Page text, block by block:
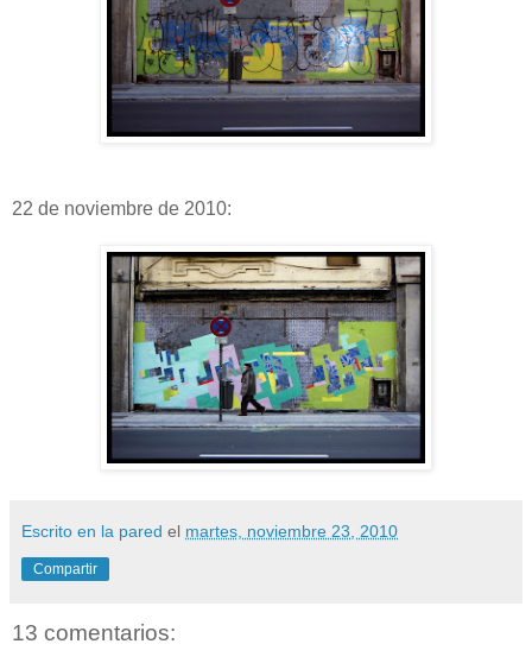
22 de noviembre de 2010:
Escrito en la pared el martes, noviembre 23, 2010
Compartir
13 comentarios: